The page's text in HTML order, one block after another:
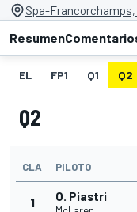
Spa-Francorchamps,
Resumen
EL FP1 Q1 Q2
Q2
CLA PILOTO
1 O. Piastri